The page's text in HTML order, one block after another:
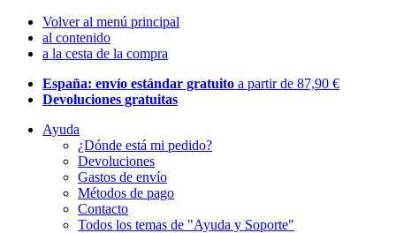
Volver al menú principal
al contenido
a la cesta de la compra
España: envío estándar gratuito a partir de 87,90 €
Devoluciones gratuitas
Ayuda
¿Dónde está mi pedido?
Devoluciones
Gastos de envío
Métodos de pago
Contacto
Todos los temas de "Ayuda y Soporte"